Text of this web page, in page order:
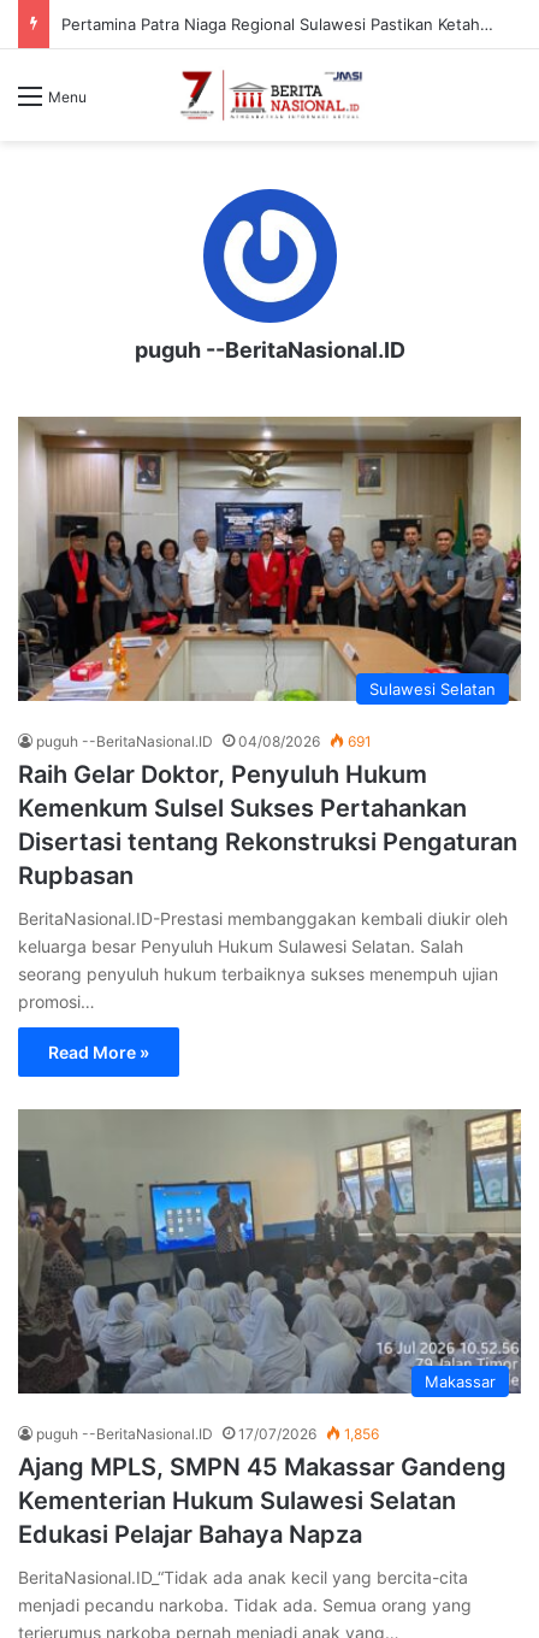
PCNU Akan Berjuang Berdasarkan Nilai dan Tradisi Perjuangan Para Kyai
Menu
puguh --BeritaNasional.ID
Sulawesi Selatan
puguh --BeritaNasional.ID 04/08/2026 691
Raih Gelar Doktor, Penyuluh Hukum
Kemenkum Sulsel Sukses Pertahankan
Disertasi tentang Rekonstruksi Pengaturan
Rupbasan
BeritaNasional.ID-Prestasi membanggakan kembali diukir oleh
keluarga besar Penyuluh Hukum Sulawesi Selatan. Salah
seorang penyuluh hukum terbaiknya sukses menempuh ujian
promosi…
Read More »
Makassar
puguh --BeritaNasional.ID 17/07/2026 1,856
Ajang MPLS, SMPN 45 Makassar Gandeng
Kementerian Hukum Sulawesi Selatan
Edukasi Pelajar Bahaya Napza
BeritaNasional.ID_“Tidak ada anak kecil yang bercita-cita
menjadi pecandu narkoba. Tidak ada. Semua orang yang
terjerumus narkoba pernah menjadi anak yang…